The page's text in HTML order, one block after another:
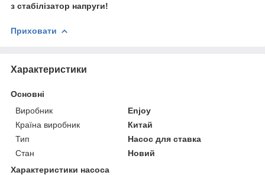
з стабілізатор напруги!
Приховати
Характеристики
Основні
Виробник
Enjoy
Країна виробник
Китай
Тип
Насос для ставка
Стан
Новий
Характеристики насоса